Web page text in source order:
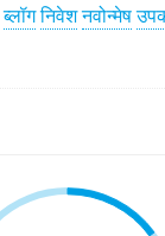
ब्लॉगनिवेशनवोन्मेष